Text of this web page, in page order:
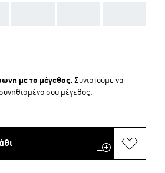
με το μέγεθος. Συνιστούμε να
σου μέγεθος.